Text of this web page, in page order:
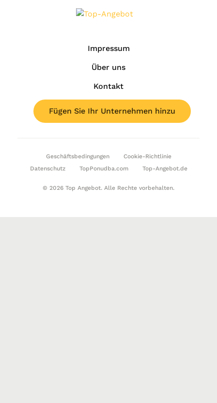
Impressum
Über uns
Kontakt
Fügen Sie Ihr Unternehmen hinzu
Geschäftsbedingungen
Cookie-Richtlinie
Datenschutz
TopPonudba.com Top-Angebot.de
© 2026 Top Angebot. Alle Rechte vorbehalten.